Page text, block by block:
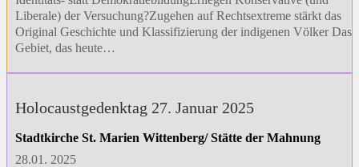
Liberale) der Versuchung?Zugehen auf Rechtsextreme stärkt das
Original Geschichte und Klassifizierung der indigenen Völker Das
Gebiet, das heute…
Holocaustgedenktag 27. Januar 2025
Stadtkirche St. Marien Wittenberg/ Stätte der Mahnung
28.01. 2025